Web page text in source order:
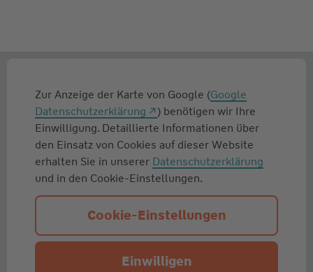
Zur Anzeige der Karte von Google (Google
Datenschutzerklärung
) benötigen wir Ihre
Einwilligung. Detaillierte Informationen über
den Einsatz von Cookies auf dieser Website
erhalten Sie in unserer Datenschutzerklärung
und in den Cookie-Einstellungen.
Cookie-Einstellungen
Einwilligen